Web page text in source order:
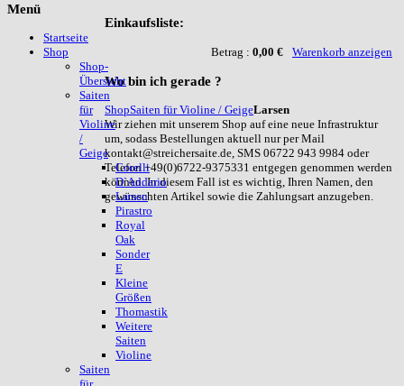
Einkaufsliste:
Betrag : 0,00 € Warenkorb anzeigen
Wobin ich gerade ?
ShopSaiten für Violine / GeigeLarsen
Wir ziehen mit unserem Shop auf eine neue Infrastruktur
um, sodass Bestellungen aktuell nur per Mail
kontakt@streichersaite.de, SMS 06722 943 9984 oder
Telefon +49(0)6722-9375331 entgegen genommen werden
können. In diesem Fall ist es wichtig, Ihren Namen, den
gewünschten Artikel sowie die Zahlungsart anzugeben.
Menü
Startseite
Shop
Shop-
Übersicht
Saiten
für
Violine
/
Geige
Corelli
D`Addario
Larsen
Pirastro
Royal
Oak
Sonder
E
Kleine
Größen
Thomastik
Weitere
Saiten
Violine
Saiten